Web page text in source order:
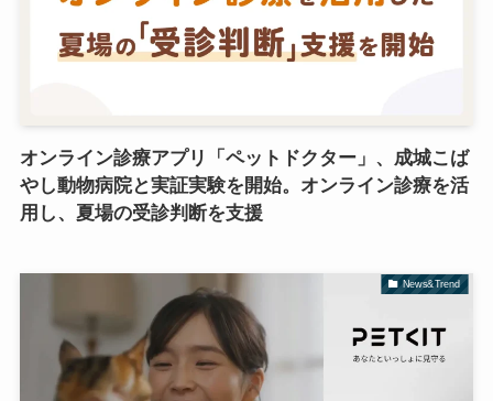
オンライン診療アプリ「ペットドクター」、成城こば
やし動物病院と実証実験を開始。オンライン診療を活
用し、夏場の受診判断を支援
News&Trend